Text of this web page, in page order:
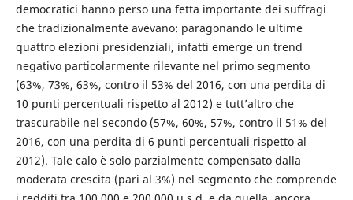
democratici hanno perso una fetta importante dei suffragi
che tradizionalmente avevano: paragonando le ultime
quattro elezioni presidenziali, infatti emerge un trend
negativo particolarmente rilevante nel primo segmento
(63%, 73%, 63%, contro il 53% del 2016, con una perdita di
10 punti percentuali rispetto al 2012) e tutt’altro che
trascurabile nel secondo (57%, 60%, 57%, contro il 51% del
2016, con una perdita di 6 punti percentuali rispetto al
2012). Tale calo è solo parzialmente compensato dalla
moderata crescita (pari al 3%) nel segmento che comprende